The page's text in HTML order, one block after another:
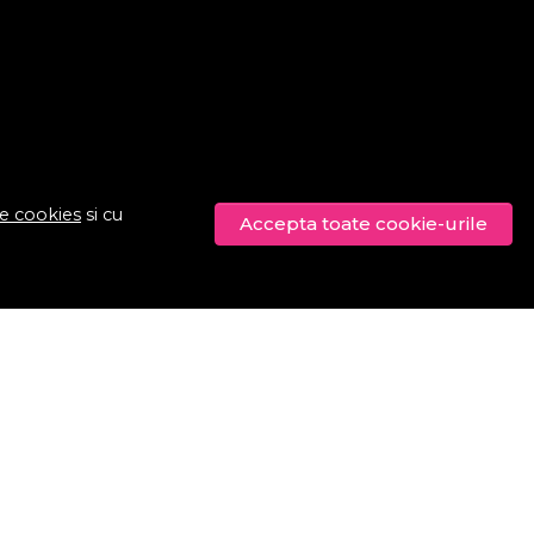
cookies si cu
Accepta toate cookie-urile